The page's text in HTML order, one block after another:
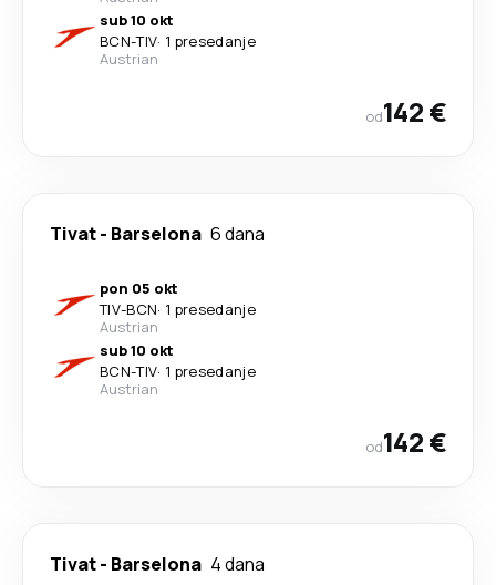
sub 10 okt
BCN-TIV· 1 presedanje
Austrian
od142 €
Tivat- Barselona 6 dana
pon 05 okt
TIV-BCN· 1 presedanje
Austrian
sub 10 okt
BCN-TIV· 1 presedanje
Austrian
od142 €
Tivat- Barselona 4 dana